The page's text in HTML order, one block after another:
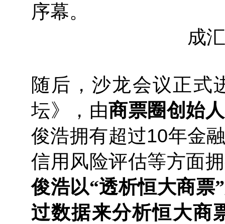
序幕。
成
随后，沙龙会议正
坛》，由商票圈创始
俊浩拥有超过10年金
信用风险评估等方面
俊浩以“透析恒大商票
过数据来分析恒大商